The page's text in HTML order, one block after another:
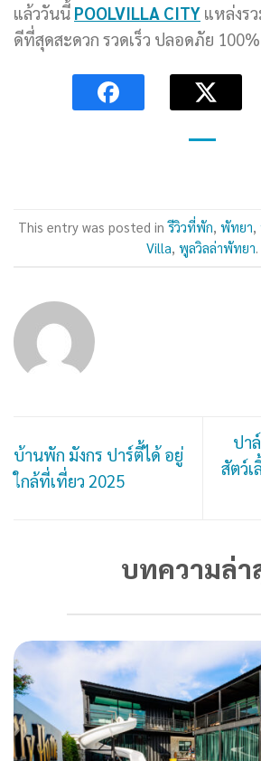
แล้ววันนี้ POOLVILLA CITY แหล่งร
ดีที่สุดสะดวก รวดเร็ว ปลอดภัย
This entry was posted inรีวิวที่พัก, พัทยา,
Villa, พูลวิลล่าพัทยา.
บ้านพัก มังกร ปาร์ตี้ได้ อยู่
ใกล้ที่เที่ยว 2025
ปา
สัตว์เ
บทความล่า